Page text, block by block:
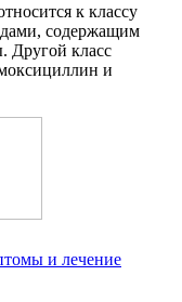
к классу
содержащим
Другой класс
и
и лечение